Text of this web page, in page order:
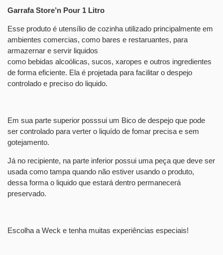
Garrafa Store’n Pour 1 Litro
Esse produto é utensílio de cozinha utilizado principalmente em
ambientes comercias, como bares e restaruantes, para
armazernar e servir liquidos
como bebidas alcoólicas, sucos, xaropes e outros ingredientes
de forma eficiente. Ela é projetada para facilitar o despejo
controlado e preciso do liquido.
Em sua parte superior posssui um Bico de despejo que pode
ser controlado para verter o liquído de fomar precisa e sem
gotejamento.
Já no recipiente, na parte inferior possui uma peça que deve ser
usada como tampa quando não estiver usando o produto,
dessa forma o liquido que estará dentro permanecerá
preservado.
Escolha a Weck e tenha muitas experiências especiais!